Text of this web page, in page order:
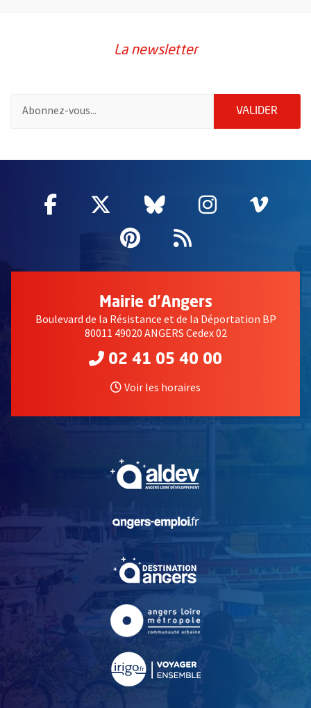
La newsletter
VALIDER
Facebook
, Ouvre une nouvelle fenêtre
Twitter
, Ouvre une nouvelle
Bluesky
, Ouvre une
Instagram
, Ouvre
,
Pinterest
, Ouvre une
Flux RSS
Mairie d'Angers
Boulevard de la Résistance et de la Déportation BP
80011 49020 ANGERS Cedex 02
02 41 05 40 00
Voir les horaires
, Ouvre une nouvelle
, Ouvre une nouvelle